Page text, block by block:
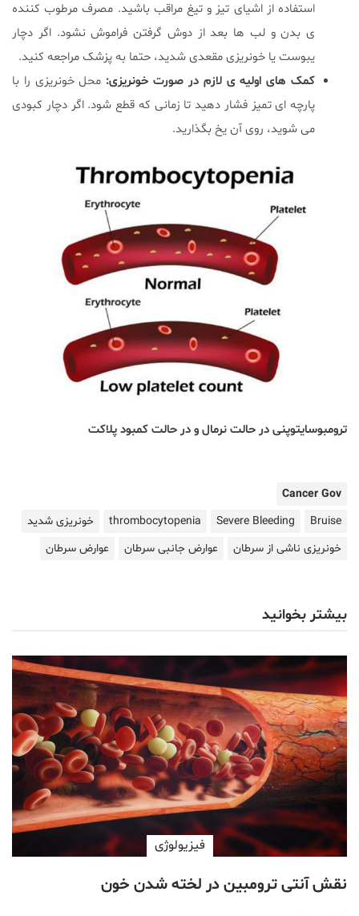
استفاده از اشیای تیز و تیغ مراقب باشید. مصرف مرطوب کننده
ی بدن و لب ها بعد از دوش گرفتن فراموش نشود. اگر دچار
یبوست یا خونریزی مقعدی شدید، حتما به پزشک مراجعه کنید.
کمک های اولیه ی لازم در صورت خونریزی: محل خونریزی را با
پارچه ای تمیز فشار دهید تا زمانی که قطع شود. اگر دچار کبودی
می شوید، روی آن یخ بگذارید.
ترومبوسایتوپنی در حالت نرمال و در حالت کمبود پلاکت
Cancer Gov
Bruise
Severe Bleeding
thrombocytopenia
خونریزی شدید
خونریزی ناشی از سرطان
عوارض جانبی سرطان عوارض سرطان
بیشتر بخوانید
فیزیولوژی
نقش آنتی ترومبین در لخته شدن خون